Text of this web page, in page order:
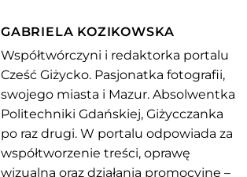
GABRIELA KOZIKOWSKA
Współtwórczyni i redaktorka portalu
Cześć Giżycko. Pasjonatka fotografii,
swojego miasta i Mazur. Absolwentka
Politechniki Gdańskiej, Giżycczanka
po raz drugi. W portalu odpowiada za
współtworzenie treści, oprawę
wizualną oraz działania promocyjne –